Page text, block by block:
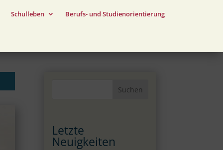
Schulleben Berufs- und Studienorientierung
Suchen
Letzte
Neuigkeiten